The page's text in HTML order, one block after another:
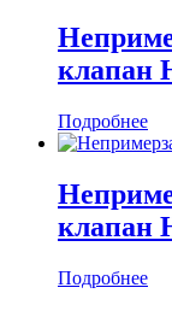
клапан
Подробнее
клапан
Подробнее